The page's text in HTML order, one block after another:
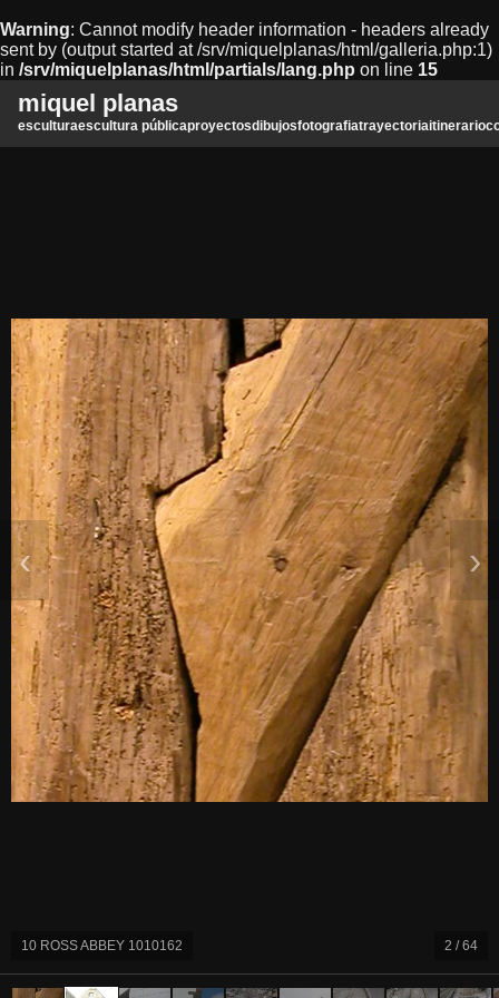
Warning: Cannot modify header information - headers already
sent by (output started at /srv/miquelplanas/html/galleria.php:1)
in /srv/miquelplanas/html/partials/lang.php on line 15
miquel planas
esculturaescultura públicaproyectosdibujosfotografiatrayectoriaitinerario
‹ ›
10 ROSS ABBEY 1010162 2 / 64